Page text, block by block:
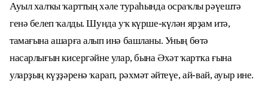
Ауыл халҡы ҡарттың хәле тураһында осраҡлы рәүештә
генә белеп ҡалды. Шунда уҡ күрше-күлән ярҙам итә,
тамағына ашарға алып инә башланы. Уның бөтә
насарлығын кисергәйне улар, бына Әхәт ҡартҡа ғына
уларҙың күҙҙәренә ҡарап, рәхмәт әйтеүе, ай-вай, ауыр ине.